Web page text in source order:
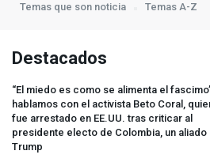
Temas que son noticia Temas A-Z
Destacados
“El miedo es como se alimenta el
hablamos con el activista Beto Coral,
fue arrestado en EE.UU. tras criticar al
presidente electo de Colombia, un aliado
Trump